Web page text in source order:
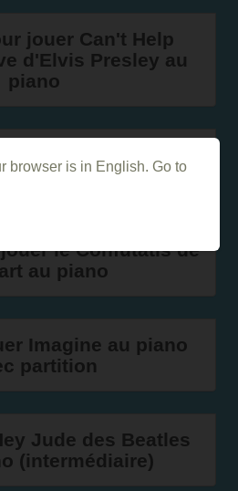
jouer Can't Help
d'Elvis Presley au
piano
Dios
le Confutatis de
au piano
Imagine au piano
partition
Jude des Beatles
(intermédiaire)
browser is in English. Go to